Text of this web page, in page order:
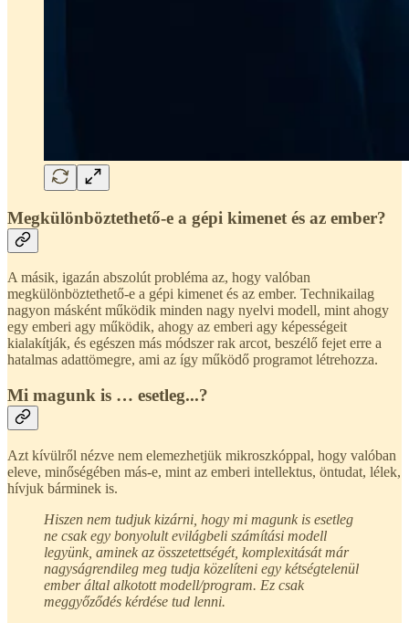
Megkülönböztethető-e a gépi kimenet és az ember?
A másik, igazán abszolút probléma az, hogy valóban
megkülönböztethető-e a gépi kimenet és az ember. Technikailag
nagyon másként működik minden nagy nyelvi modell, mint ahogy
egy emberi agy működik, ahogy az emberi agy képességeit
kialakítják, és egészen más módszer rak arcot, beszélő fejet erre a
hatalmas adattömegre, ami az így működő programot létrehozza.
Mi magunk is … esetleg...?
Azt kívülről nézve nem elemezhetjük mikroszkóppal, hogy valóban
eleve, minőségében más-e, mint az emberi intellektus, öntudat, lélek,
hívjuk bárminek is.
Hiszen nem tudjuk kizárni, hogy mi magunk is esetleg
ne csak egy bonyolult evilágbeli számítási modell
legyünk, aminek az összetettségét, komplexitását már
nagyságrendileg meg tudja közelíteni egy kétségtelenül
ember által alkotott modell/program. Ez csak
meggyőződés kérdése tud lenni.